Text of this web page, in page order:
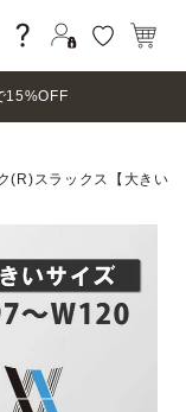
新規会員登録
15%OFF
(R)スラックス【大きい